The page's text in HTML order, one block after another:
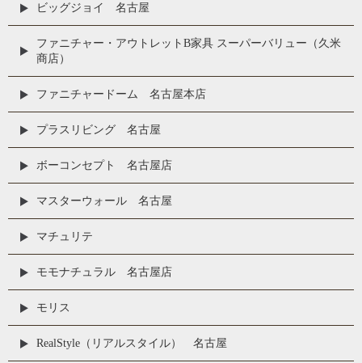
ビッグジョイ 名古屋
ファニチャー・アウトレットB家具 スーパーバリュー（久米
商店）
ファニチャードーム 名古屋本店
プラスリビング 名古屋
ボーコンセプト 名古屋店
マスターウォール 名古屋
マチュリテ
モモナチュラル 名古屋店
モリス
RealStyle（リアルスタイル） 名古屋